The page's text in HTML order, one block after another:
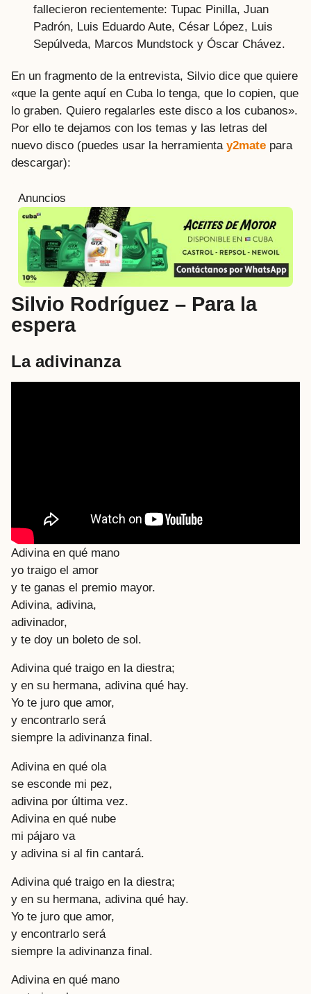
fallecieron recientemente: Tupac Pinilla, Juan
Padrón, Luis Eduardo Aute, César López, Luis
Sepúlveda, Marcos Mundstock y Óscar Chávez.
En un fragmento de la entrevista, Silvio dice que quiere
«que la gente aquí en Cuba lo tenga, que lo copien, que
lo graben. Quiero regalarles este disco a los cubanos».
Por ello te dejamos con los temas y las letras del
nuevo disco (puedes usar la herramienta y2mate para
descargar):
Anuncios
Silvio Rodríguez – Para la
espera
La adivinanza
Adivina en qué mano
yo traigo el amor
y te ganas el premio mayor.
Adivina, adivina,
adivinador,
y te doy un boleto de sol.
Adivina qué traigo en la diestra;
y en su hermana, adivina qué hay.
Yo te juro que amor,
y encontrarlo será
siempre la adivinanza final.
Adivina en qué ola
se esconde mi pez,
adivina por última vez.
Adivina en qué nube
mi pájaro va
y adivina si al fin cantará.
Adivina qué traigo en la diestra;
y en su hermana, adivina qué hay.
Yo te juro que amor,
y encontrarlo será
siempre la adivinanza final.
Adivina en qué mano